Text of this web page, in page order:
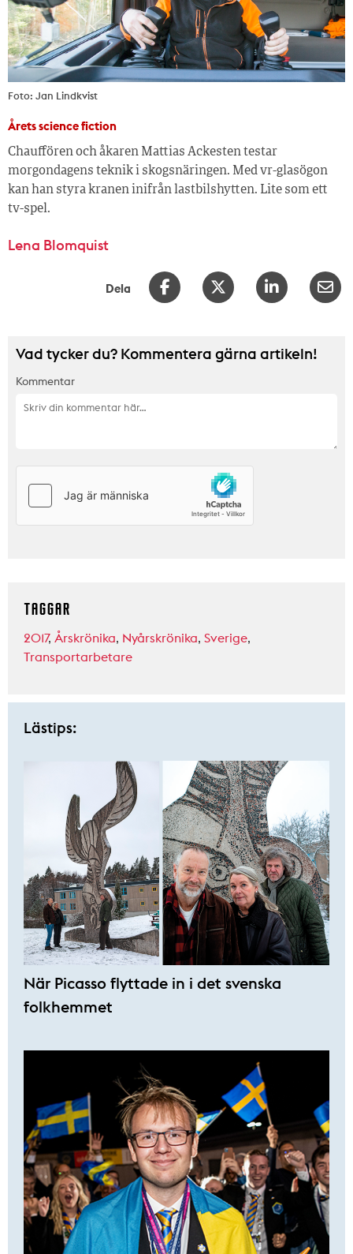
Foto: Jan Lindkvist
Årets science fiction
Chauffören och åkaren Mattias Ackesten testar
morgondagens teknik i skogsnäringen. Med vr-glasögon
kan han styra kranen inifrån lastbilshytten. Lite som ett
tv-spel.
Lena Blomquist
Dela
Vad tycker du? Kommentera gärna artikeln!
Kommentar
TAGGAR
2017, Årskrönika, Nyårskrönika, Sverige,
Transportarbetare
Lästips:
När Picasso flyttade in i det svenska
folkhemmet